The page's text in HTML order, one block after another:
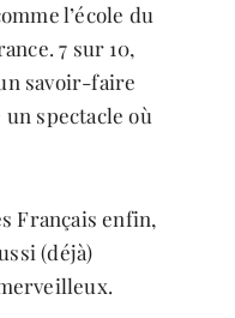
l’école du
7 sur 10,
savoir-faire
spectacle où
Français enfin,
(déjà)